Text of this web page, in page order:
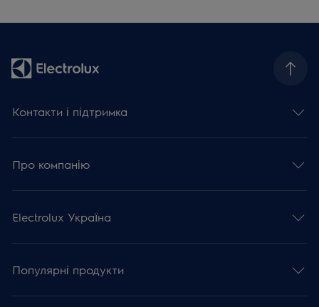
Контакти і підтримка
Про компанію
Electrolux Україна
Популярні продукти